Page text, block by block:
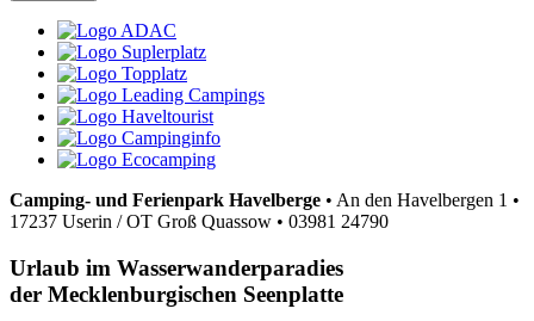
Camping- und Ferienpark Havelberge • An den Havelbergen 1 •
17237 Userin / OT Groß Quassow • 03981 24790
Urlaub im Wasserwanderparadies
der Mecklenburgischen Seenplatte